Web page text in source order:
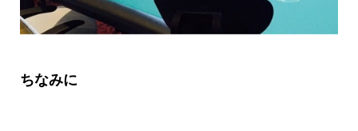
ちなみに